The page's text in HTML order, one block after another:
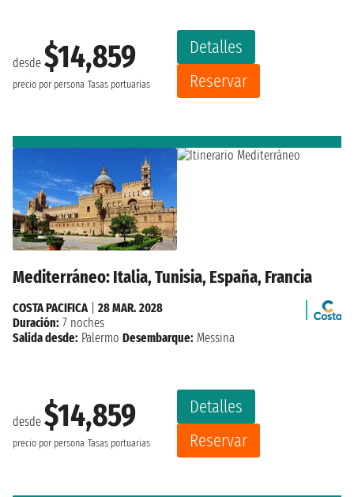
desde $14,859
precio por persona Tasas portuarias
Detalles
Reservar
Mediterráneo: Italia, Tunisia, España, Francia
desde $14,859
precio por persona Tasas portuarias
Detalles
Reservar
COSTA PACIFICA
28 MAR. 2028
Duración: 7 noches
Salida desde: Palermo Desembarque: Messina